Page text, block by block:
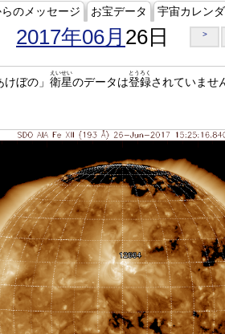
のメッセージ お宝データ 宇宙カレン
2017年06月 26日 >
ぼの」 衛星
えいせい
のデータは登録
とうろく
されていませ